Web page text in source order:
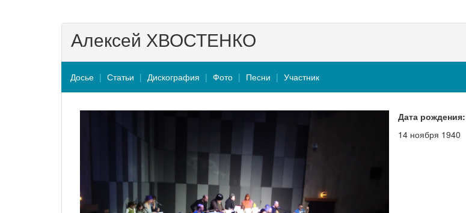
Алексей ХВОСТЕНКО
Досье Статьи Дискография Фото Песни Участник
Дата рождения:
14 ноября 1940